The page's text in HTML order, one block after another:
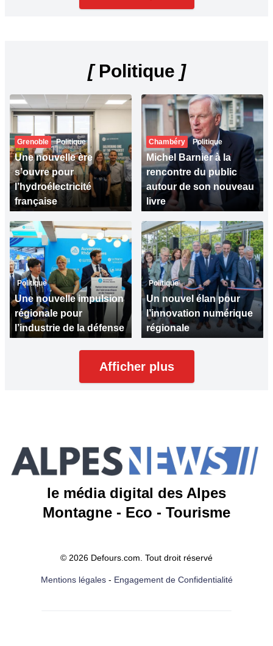
[Politique ]
Grenoble Politique
Une nouvelle ère
s’ouvre pour
l’hydroélectricité
française
Chambéry Politique
Michel Barnier à la
rencontre du public
autour de son nouveau
livre
Politique
Une nouvelle impulsion
régionale pour
l’industrie de la défense
Politique
Un nouvel élan pour
l’innovation numérique
régionale
Afficher plus
le média digital des Alpes
Montagne - Eco - Tourisme
© 2026 Defours.com. Tout droit réservé
Mentions légales- Engagement de Confidentialité